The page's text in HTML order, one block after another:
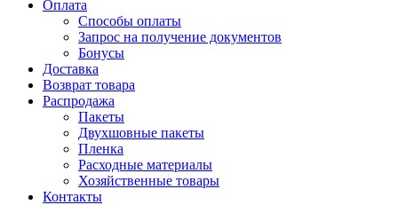
Оплата
Способы оплаты
Запрос на получение документов
Бонусы
Доставка
Возврат товара
Распродажа
Пакеты
Двухшовные пакеты
Пленка
Расходные материалы
Хозяйственные товары
Контакты